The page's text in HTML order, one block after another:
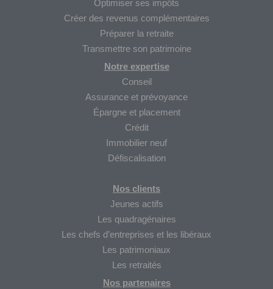
Optimiser ses impôts
Créer des revenus complémentaires
Préparer la retraite
Transmettre son patrimoine
Notre expertise
Conseil
Assurance et prévoyance
Épargne et placement
Crédit
Immobilier neuf
Défiscalisation
Nos clients
Jeunes actifs
Les quadragénaires
Les chefs d’entreprises et les libéraux
Les patrimoniaux
Les retraités
Nos partenaires